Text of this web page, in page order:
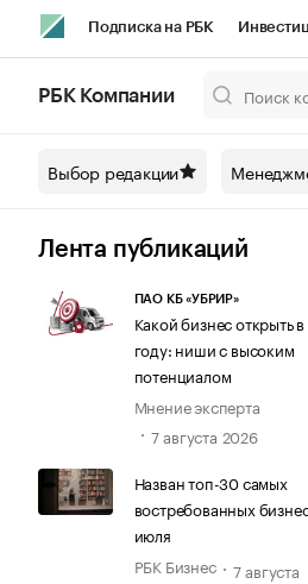
Подписка на РБК
Спецпроекты СПб
Технологии и медиа
РБК Компании
Выбор редакции
Лента публикаций
ПАО КБ «УБРИР»
Какой бизнес открыть
году: ниши с высоким
потенциалом
Мнение эксперта
7 августа 2026
Назван топ-30 самых
востребованных
июля
РБК Бизнес
7 августа